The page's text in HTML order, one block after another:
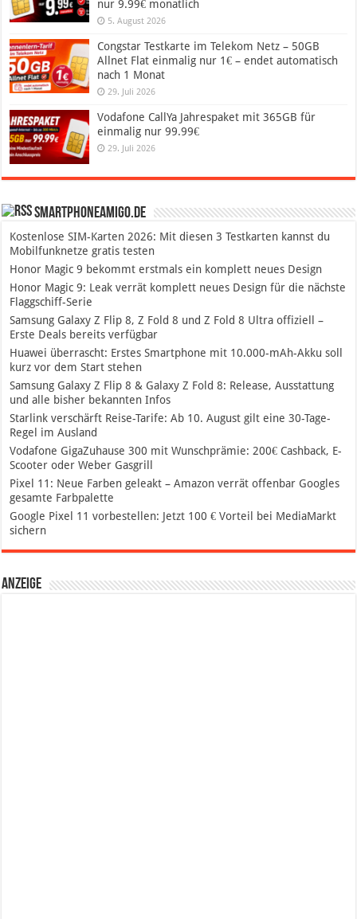
nur 9.99€ monatlich
5. August 2026
Congstar Testkarte im Telekom Netz – 50GB
Allnet Flat einmalig nur 1€ – endet automatisch
nach 1 Monat
29. Juli 2026
Vodafone CallYa Jahrespaket mit 365GB für
einmalig nur 99.99€
29. Juli 2026
SmartphoneAmigo.de
Kostenlose SIM-Karten 2026: Mit diesen 3 Testkarten kannst du
Mobilfunknetze gratis testen
Honor Magic 9 bekommt erstmals ein komplett neues Design
Honor Magic 9: Leak verrät komplett neues Design für die nächste
Flaggschiff-Serie
Samsung Galaxy Z Flip 8, Z Fold 8 und Z Fold 8 Ultra offiziell –
Erste Deals bereits verfügbar
Huawei überrascht: Erstes Smartphone mit 10.000-mAh-Akku soll
kurz vor dem Start stehen
Samsung Galaxy Z Flip 8 & Galaxy Z Fold 8: Release, Ausstattung
und alle bisher bekannten Infos
Starlink verschärft Reise-Tarife: Ab 10. August gilt eine 30-Tage-
Regel im Ausland
Vodafone GigaZuhause 300 mit Wunschprämie: 200€ Cashback, E-
Scooter oder Weber Gasgrill
Pixel 11: Neue Farben geleakt – Amazon verrät offenbar Googles
gesamte Farbpalette
Google Pixel 11 vorbestellen: Jetzt 100 € Vorteil bei MediaMarkt
sichern
Anzeige